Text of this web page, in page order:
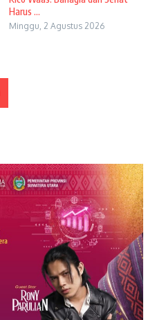
Harus ...
Minggu, 2 Agustus 2026